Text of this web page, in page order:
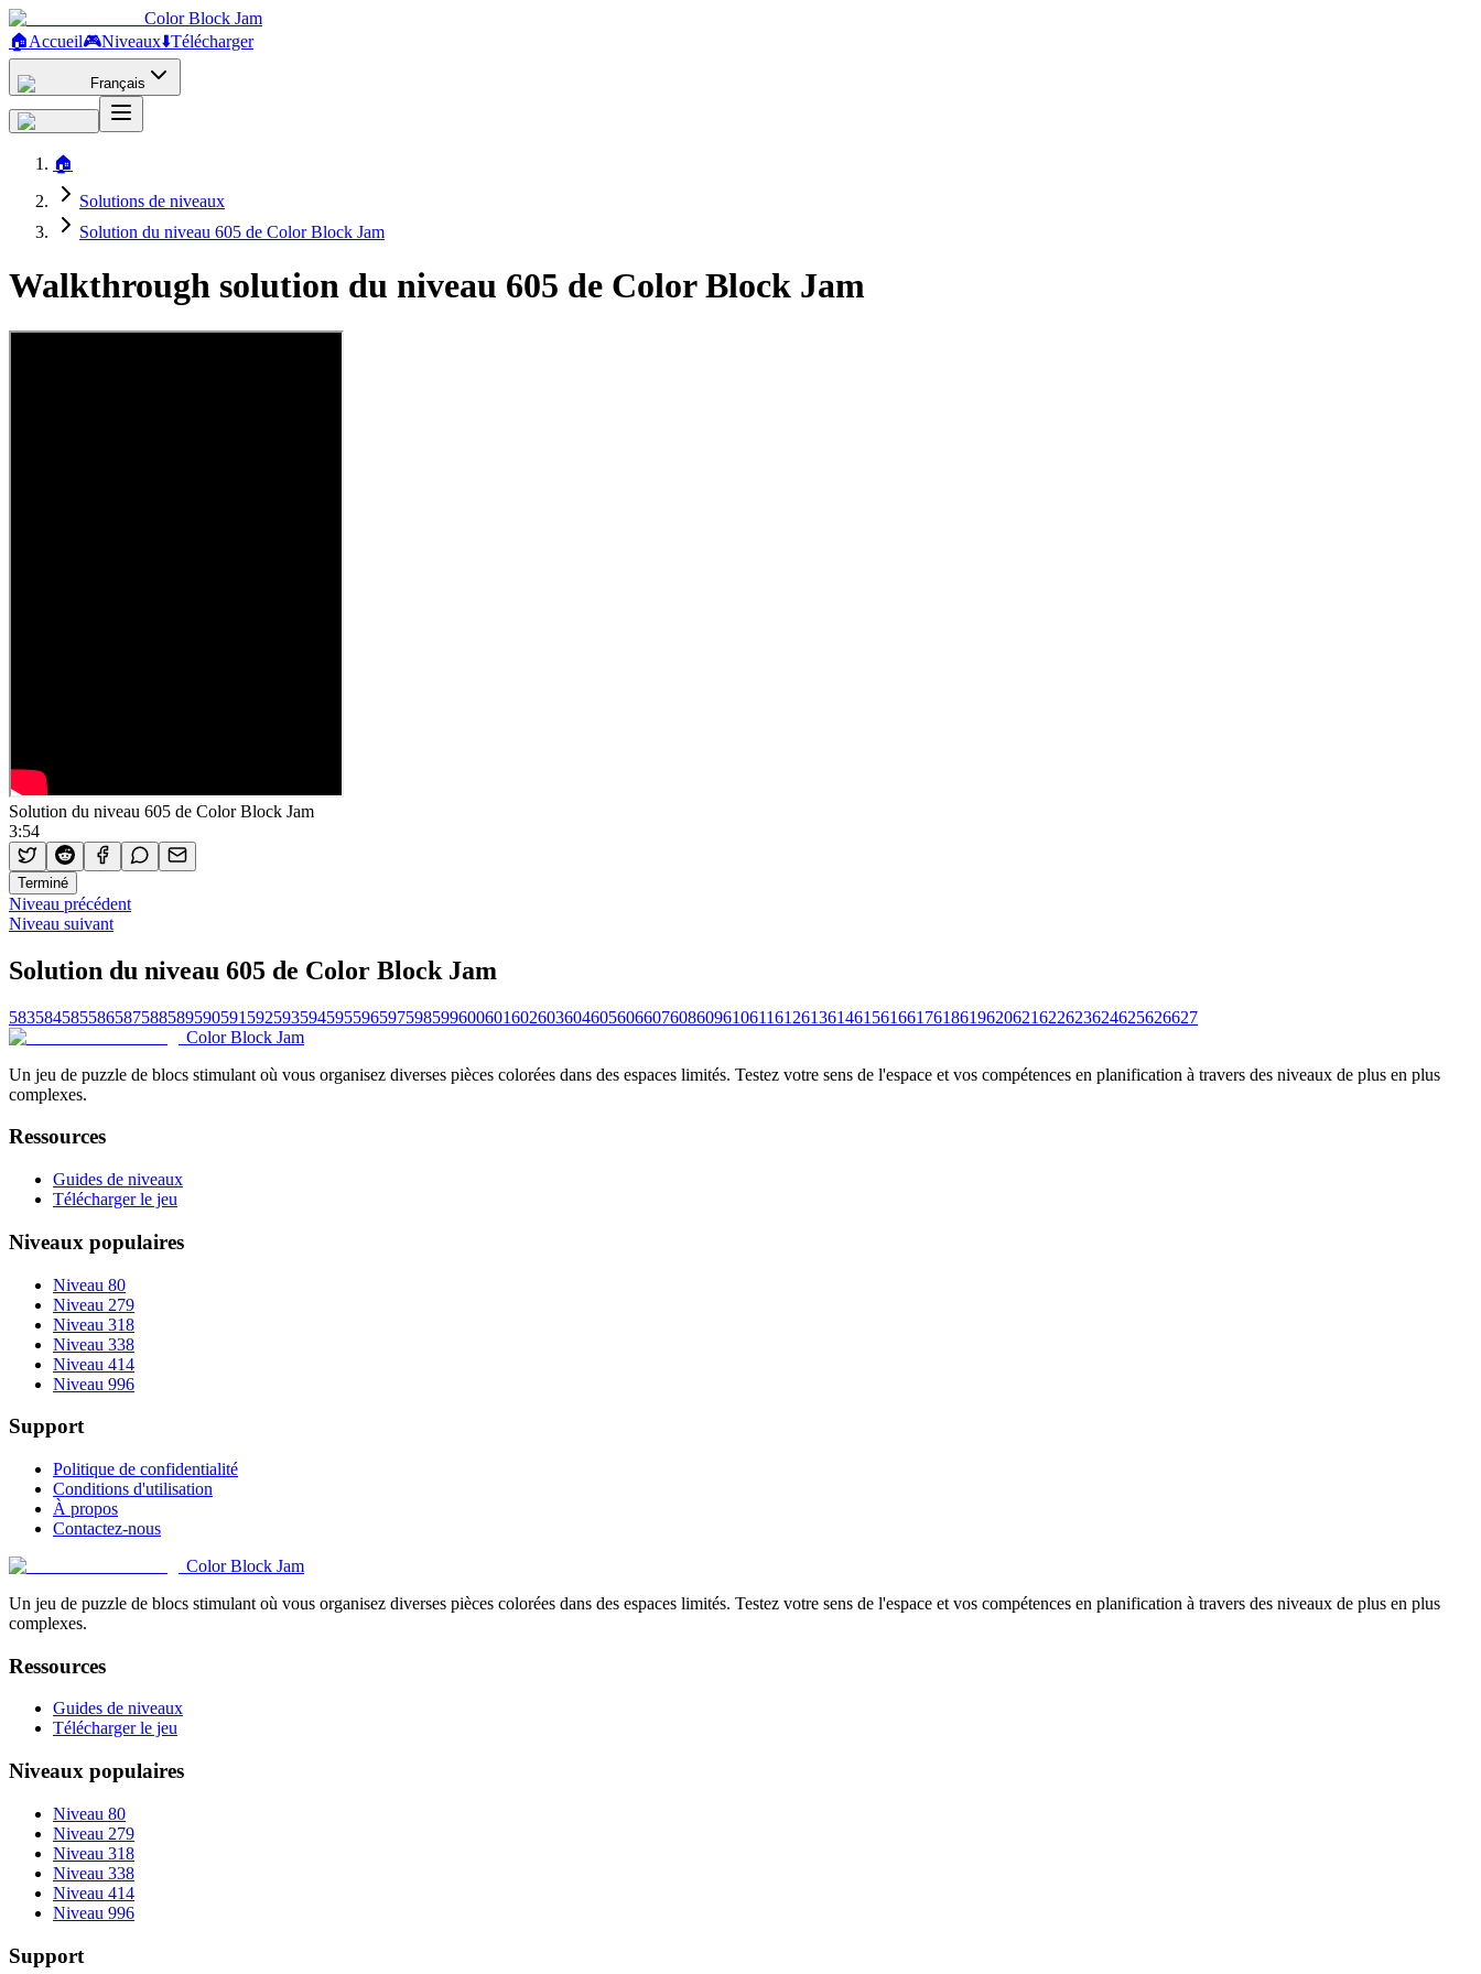
Color Block Jam
🏠Accueil🎮Niveaux⬇️Télécharger
Français
🏠
Solutions de niveaux
Solution du niveau 605 de Color Block Jam
Walkthrough solution du niveau 605 de Color Block Jam
Solution du niveau 605 de Color Block Jam
3:54
Terminé
Niveau précédent
Niveau suivant
Solution du niveau 605 de Color Block Jam
583584585586587588589590591 592593594595596597598599600601602603604605606607608609610611612613614615616617618619620621622623624625626627
Color Block Jam
Un jeu de puzzle de blocs stimulant où vous organisez diverses pièces colorées dans des espaces limités. Testez votre sens de l'espace et vos compétences en planification à travers des niveaux de plus en plus
complexes.
Ressources
Guides de niveaux
Télécharger le jeu
Niveaux populaires
Niveau 80
Niveau 279
Niveau 318
Niveau 338
Niveau 414
Niveau 996
Support
Politique de confidentialité
Conditions d'utilisation
À propos
Contactez-nous
Color Block Jam
Un jeu de puzzle de blocs stimulant où vous organisez diverses pièces colorées dans des espaces limités. Testez votre sens de l'espace et vos compétences en planification à travers des niveaux de plus en plus
complexes.
Ressources
Guides de niveaux
Télécharger le jeu
Niveaux populaires
Niveau 80
Niveau 279
Niveau 318
Niveau 338
Niveau 414
Niveau 996
Support